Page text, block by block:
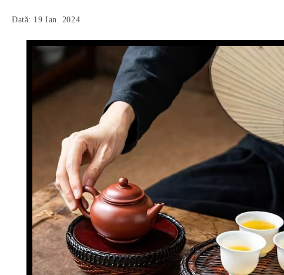
Dată: 19 Ian. 2024